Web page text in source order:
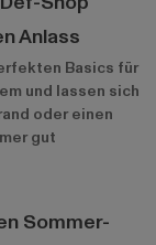
Anlass
Basics für
und lassen sich
oder einen
gut
Sommer-